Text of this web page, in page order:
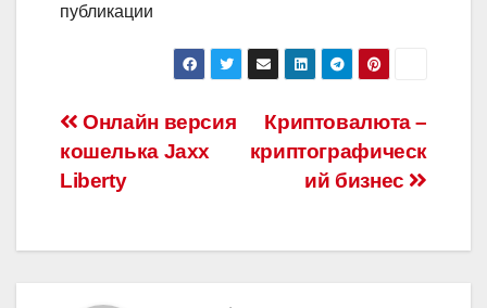
публикации
Навигация
по
Криптовалюта –
криптографическ
ий бизнес
Онлайн версия
кошелька Jaxx
Liberty